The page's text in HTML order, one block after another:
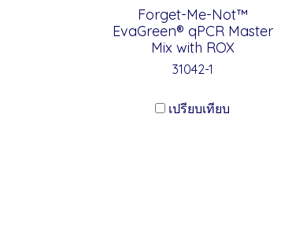
Forget-Me-Not™
EvaGreen® qPCR Master
Mix with ROX
31042-1
เปรียบเทียบ